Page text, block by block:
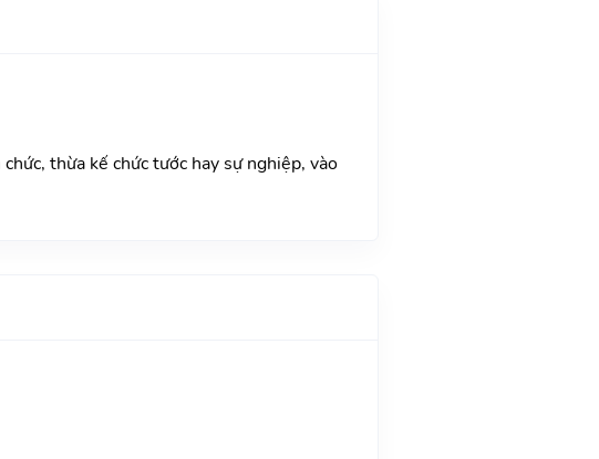
thừa kế chức tước hay sự nghiệp, vào